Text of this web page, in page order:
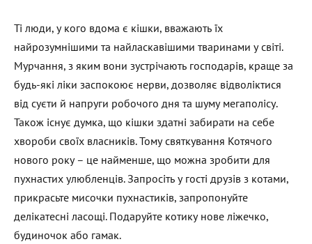
Ті люди, у кого вдома є кішки, вважають їх
найрозумнішими та найласкавішими тваринами у світі.
Мурчання, з яким вони зустрічають господарів, краще за
будь-які ліки заспокоює нерви, дозволяє відволіктися
від суєти й напруги робочого дня та шуму мегаполісу.
Також існує думка, що кішки здатні забирати на себе
хвороби своїх власників. Тому святкування Котячого
нового року – це найменше, що можна зробити для
пухнастих улюбленців. Запросіть у гості друзів з котами,
прикрасьте мисочки пухнастиків, запропонуйте
делікатесні ласощі. Подаруйте котику нове ліжечко,
будиночок або гамак.